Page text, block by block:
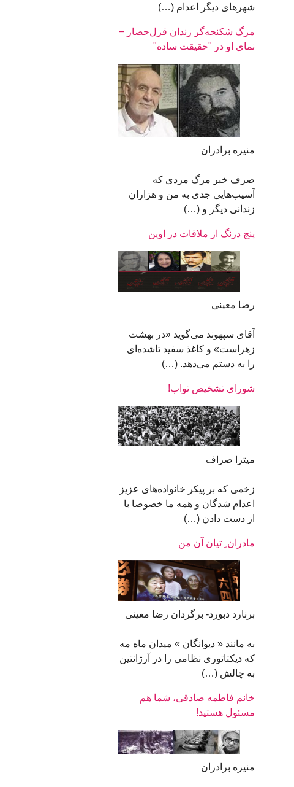
شهرهای دیگر اعدام (…)
مرگ شکنجه‌گر زندان قزل‌حصار −
نمای او در "حقیقت‌ ساده"
منیره برادران
صرف خبر مرگ مردی که
آسیب‌هایی جدی به من و هزاران
زندانی دیگر و (…)
پنج درنگ از ملاقات در اوین
رضا معینی
آقای سپهوند می‌گوید «در بهشت
زهراست» و کاغذ سفید تاشده‌ای
را به دستم می‌دهد. (…)
شورای تشخیص تواب!
میترا صراف
زخمی که بر پیکر خانواده‌های عزیز
اعدام شدگان و همه ما خصوصا با
از دست دادن (…)
مادران ِ تیان آن من
برنارد دبورد- برگردان رضا معینی
به مانند « دیوانگان » میدان ماه مه
که دیکتاتوری نظامی را در آرژانتین
به چالش (…)
خانم فاطمه صادقی، شما هم
مسئول هستید!
منیره برادران